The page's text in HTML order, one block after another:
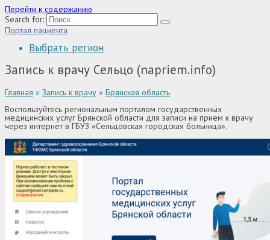
Перейти к содержанию
Search for:
Портал пациента
Выбрать регион
Запись к врачу Сельцо (napriem.info)
Главная » Запись к врачу » Брянская область
Воспользуйтесь региональным порталом государственных
медицинских услуг Брянской области для записи на прием к врачу
через интернет в ГБУЗ «Сельцовская городская больница».